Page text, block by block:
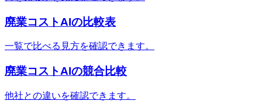
廃業コストAIの比較表
一覧で比べる見方を確認できます。
廃業コストAIの競合比較
他社との違いを確認できます。